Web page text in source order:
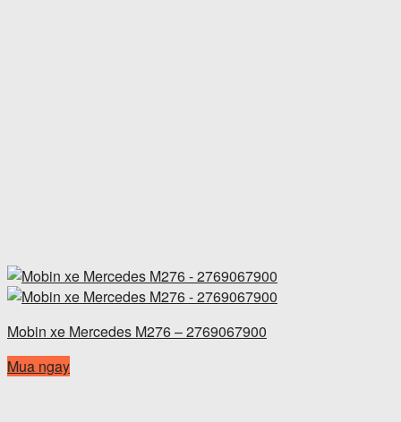
Mobin xe Mercedes M276 – 2769067900
Mua ngay